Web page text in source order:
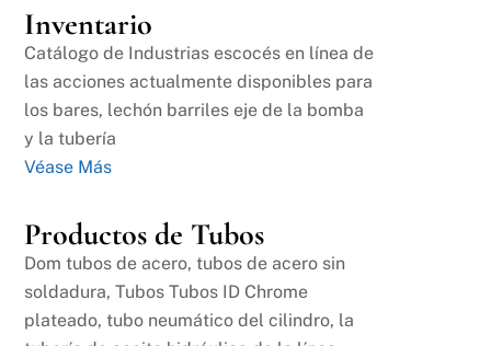
Inventario
Catálogo de Industrias escocés en línea de
las acciones actualmente disponibles para
los bares, lechón barriles eje de la bomba
y la tubería
Véase Más
Productos de Tubos
Dom tubos de acero, tubos de acero sin
soldadura, Tubos Tubos ID Chrome
plateado, tubo neumático del cilindro, la